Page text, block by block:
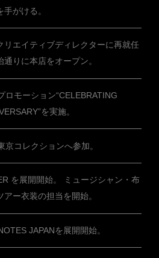
がける。
リエイティブディレクターに再就任
通りに本店をオープン。
ロモーション“CELEBRATING
を実施。
京コレクションへ参加。
を展開開始。 ミュージシャン・布
アー衣装の担当を開始。
JAPANを展開開始。